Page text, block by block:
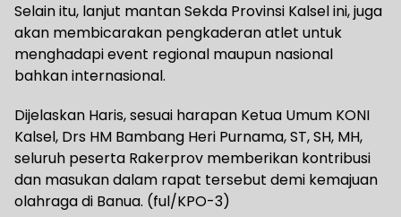
Selain itu, lanjut mantan Sekda Provinsi Kalsel ini, juga
akan membicarakan pengkaderan atlet untuk
menghadapi event regional maupun nasional
bahkan internasional.
Dijelaskan Haris, sesuai harapan Ketua Umum KONI
Kalsel, Drs HM Bambang Heri Purnama, ST, SH, MH,
seluruh peserta Rakerprov memberikan kontribusi
dan masukan dalam rapat tersebut demi kemajuan
olahraga di Banua. (ful/KPO-3)